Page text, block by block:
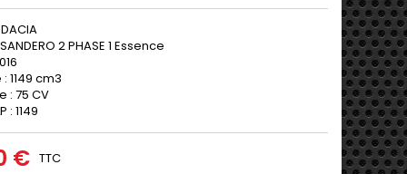
2 PHASE 1 Essence
1149 cm3
: 75 CV
: 1149
€ TTC